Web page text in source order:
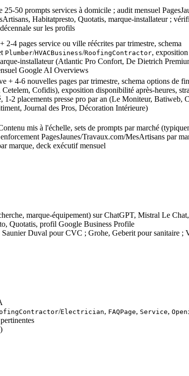
25-50 prompts services à domicile ; audit mensuel
Habitatpresto, Quotatis, marque-installateur ;
sur les profils
2-4 pages service ou ville réécrites par trimestre, schema
Plumber/HVACBusiness/RoofingContractor, exposition
installateur (Atlantic Pro Confort, De Dietrich
Google AI Overviews
+ 4-6 nouvelles pages par trimestre, schema options de
Cofidis), exposition disponibilité après-heures,
1-2 placements presse pro par an (Le Moniteur, Batiweb,
Journal des Pros, Décoration Intérieure)
mis à l'échelle, sets de prompts par marché
PagesJaunes/Travaux.com/MesArtisans par
marque, deck exécutif mensuel
marque-équipement) sur ChatGPT, Mistral Le
Quotatis, profil Google Business Profile
Duval pour CVC ; Grohe, Geberit pour sanitaire ;
/Electrician, FAQPage, Service,